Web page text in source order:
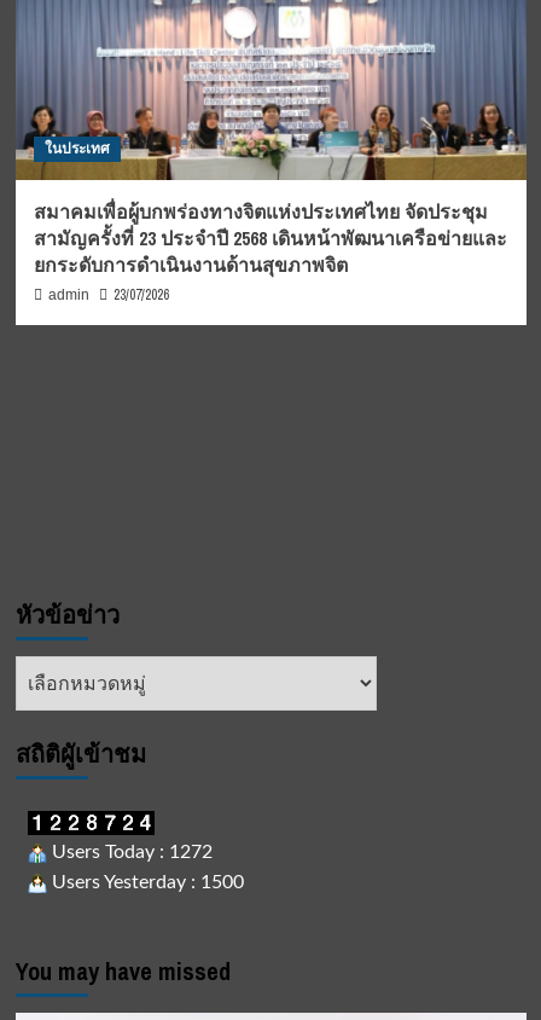
ในประเทศ
สมาคมเพื่อผู้บกพร่องทางจิตแห่งประเทศไทย จัดประชุม
สามัญครั้งที่ 23 ประจำปี 2568 เดินหน้าพัฒนาเครือข่ายและ
ยกระดับการดำเนินงานด้านสุขภาพจิต
admin 23/07/2026
หัวข้อข่าว
หัวข้อ
สถิติผูัเข้าชม
Users Today : 1272
Users Yesterday : 1500
You may have missed